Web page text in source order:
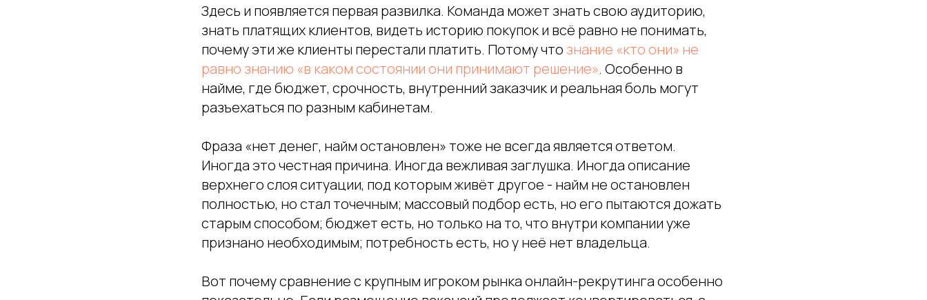
Здесь и появляется первая развилка. Команда может знать свою аудиторию,
знать платящих клиентов, видеть историю покупок и всё равно не понимать,
почему эти же клиенты перестали платить. Потому чтознание «кто они» не
равно знанию «в каком состоянии они принимают решение». Особенно в
найме, где бюджет, срочность, внутренний заказчик и реальная боль могут
разъехаться по разным кабинетам.
Фраза «нет денег, найм остановлен» тоже не всегда является ответом.
Иногда это честная причина. Иногда вежливая заглушка. Иногда описание
верхнего слоя ситуации, под которым живёт другое - найм не остановлен
полностью, но стал точечным; массовый подбор есть, но его пытаются дожать
старым способом; бюджет есть, но только на то, что внутри компании уже
признано необходимым; потребность есть, но у неё нет владельца.
Вот почему сравнение с крупным игроком рынка онлайн-рекрутинга особенно